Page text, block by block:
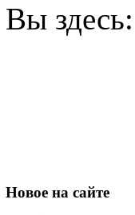
Вы здесь:
Новое на сайте